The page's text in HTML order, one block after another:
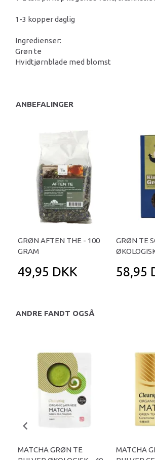
1-3 kopper daglig
Ingredienser:
Grøn te
Hvidtjørnblade med blomst
ANBEFALINGER
GRØN AFTEN THE - 100
GRAM
49,95 DKK
GRØN TE
58,95
ANDRE FANDT OGSÅ
MATCHA GRØN TE
MATCHA